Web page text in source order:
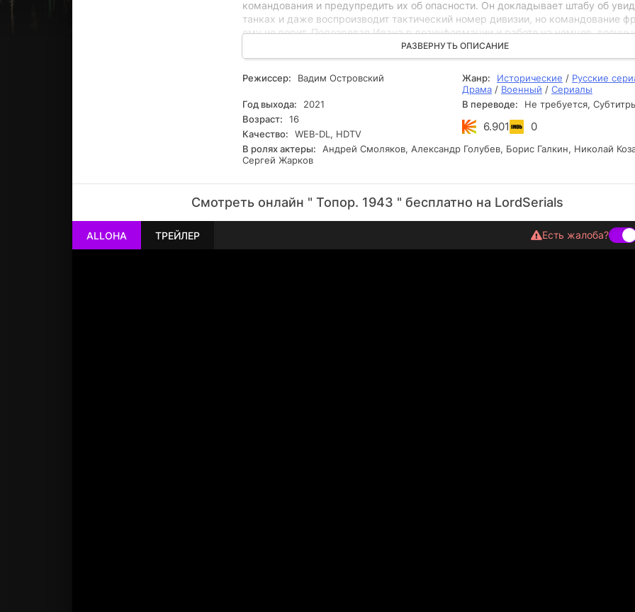
командования и предупредить их об опасности. Он докладывает штабу об
танках и даже воспроизводит тактический номер дивизии, но командование
ему не верит. Подозревая Ивана в дезинформации и работе на немцев,
отправляют его под арест. Полковник Алёшин пытается спасти друга:
его настойчивости, командование отправляет еще одну группу
к Анино — проводником становится Иван, а руководит отрядом Одинцов.
РАЗВЕРНУТЬ ОПИСАНИЕ
Режиссер: Вадим Островский Жанр: Исторические / Русские
Драма / Военный / Сериалы
Год выхода:
2021 В переводе:
Не требуется,
Возраст:
16
6.901 0
Качество:
WEB-DL, HDTV
В ролях актеры:
Андрей Смоляков, Александр Голубев, Борис Галкин, Николай
Сергей Жарков
Смотреть онлайн " Топор. 1943 " бесплатно на LordSerials
РЕКЛАМА
РЕКЛАМА
РЕКЛАМА
ALLOHA ТРЕЙЛЕР Есть жалоба?